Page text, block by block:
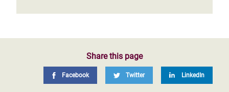
Share this page
Facebook Twitter LinkedIn